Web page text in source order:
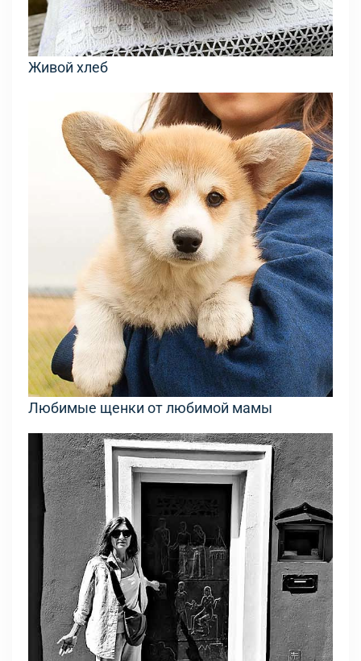
Живой хлеб
Любимые щенки от любимой мамы